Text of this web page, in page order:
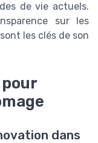
de vie actuels.
sur les
les clés de son
dans